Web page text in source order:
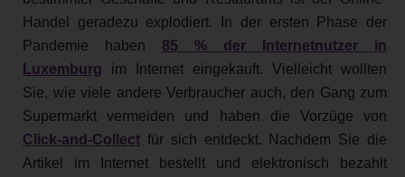
Handel geradezu explodiert. In der ersten Phase der
Pandemie haben 85 % der Internetnutzer in
Luxemburg im Internet eingekauft. Vielleicht wollten
Sie, wie viele andere Verbraucher auch, den Gang zum
Supermarkt vermeiden und haben die Vorzüge von
Click-and-Collect für sich entdeckt. Nachdem Sie die
Artikel im Internet bestellt und elektronisch bezahlt